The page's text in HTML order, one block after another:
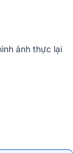
+ 240W ở trở
tốt mang đến
hoạt động bền
định.
ảnh thực lại